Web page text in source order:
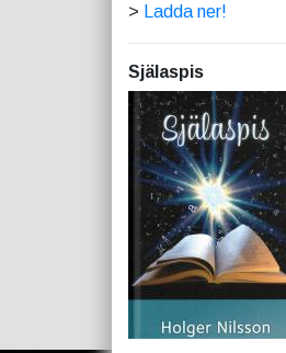
> Ladda ner!
Själaspis